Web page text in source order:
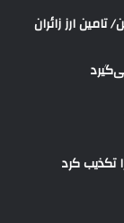
تکذیب کرد